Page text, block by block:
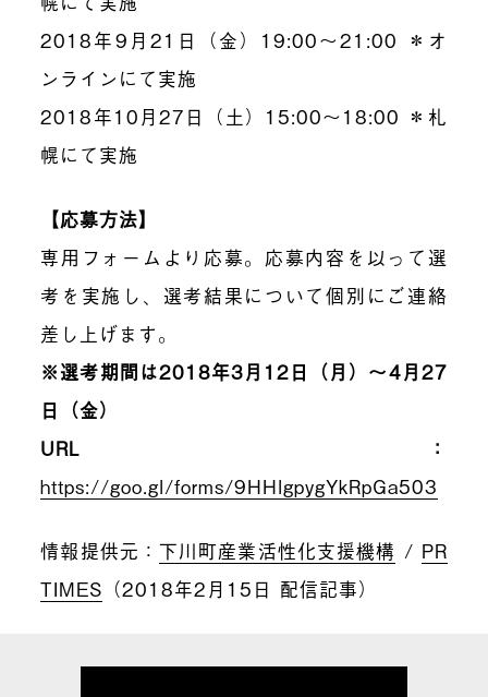
2018年9月21日（金）19:00〜21:00 ＊オ
ンラインにて実施
2018年10月27日（土）15:00〜18:00 ＊札
幌にて実施
【応募方法】
専用フォームより応募。応募内容を以って選
考を実施し、選考結果について個別にご連絡
差し上げます。
※選考期間は2018年3月12日（月）〜4月27
日（金）
URL：
https://goo.gl/forms/9HHlgpygYkRpGa503
情報提供元：下川町産業活性化支援機構 / PR
TIMES （2018年2月15日 配信記事）